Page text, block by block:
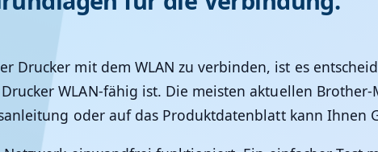
Drucker mit dem WLAN zu verbinden, ist es
WLAN-fähig ist. Die meisten aktuellen
oder auf das Produktdatenblatt kann Ihnen